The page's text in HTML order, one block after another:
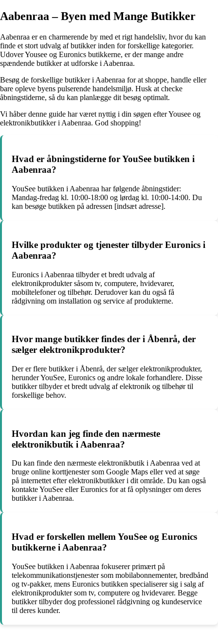
Aabenraa – Byen med Mange Butikker
Aabenraa er en charmerende by med et rigt handelsliv, hvor du kan
finde et stort udvalg af butikker inden for forskellige kategorier.
Udover Yousee og Euronics butikkerne, er der mange andre
spændende butikker at udforske i Aabenraa.
Besøg de forskellige butikker i Aabenraa for at shoppe, handle eller
bare opleve byens pulserende handelsmiljø. Husk at checke
åbningstiderne, så du kan planlægge dit besøg optimalt.
Vi håber denne guide har været nyttig i din søgen efter Yousee og
elektronikbutikker i Aabenraa. God shopping!
Hvad er åbningstiderne for YouSee butikken i
Aabenraa?
YouSee butikken i Aabenraa har følgende åbningstider:
Mandag-fredag kl. 10:00-18:00 og lørdag kl. 10:00-14:00. Du
kan besøge butikken på adressen [indsæt adresse].
Hvilke produkter og tjenester tilbyder Euronics i
Aabenraa?
Euronics i Aabenraa tilbyder et bredt udvalg af
elektronikprodukter såsom tv, computere, hvidevarer,
mobiltelefoner og tilbehør. Derudover kan du også få
rådgivning om installation og service af produkterne.
Hvor mange butikker findes der i Åbenrå, der
sælger elektronikprodukter?
Der er flere butikker i Åbenrå, der sælger elektronikprodukter,
herunder YouSee, Euronics og andre lokale forhandlere. Disse
butikker tilbyder et bredt udvalg af elektronik og tilbehør til
forskellige behov.
Hvordan kan jeg finde den nærmeste
elektronikbutik i Aabenraa?
Du kan finde den nærmeste elektronikbutik i Aabenraa ved at
bruge online korttjenester som Google Maps eller ved at søge
på internettet efter elektronikbutikker i dit område. Du kan også
kontakte YouSee eller Euronics for at få oplysninger om deres
butikker i Aabenraa.
Hvad er forskellen mellem YouSee og Euronics
butikkerne i Aabenraa?
YouSee butikken i Aabenraa fokuserer primært på
telekommunikationstjenester som mobilabonnementer, bredbånd
og tv-pakker, mens Euronics butikken specialiserer sig i salg af
elektronikprodukter som tv, computere og hvidevarer. Begge
butikker tilbyder dog professionel rådgivning og kundeservice
til deres kunder.